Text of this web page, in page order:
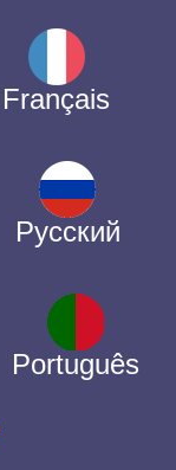
Français
Русский
Português